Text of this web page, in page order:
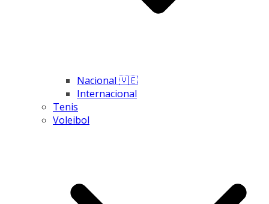
Nacional 🇻🇪
Internacional
Tenis
Voleibol